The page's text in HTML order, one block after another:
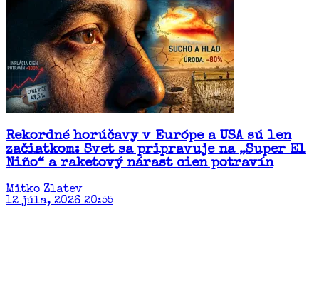
Rekordné horúčavy v Európe a USA sú len
začiatkom: Svet sa pripravuje na „Super El
Niño“ a raketový nárast cien potravín​
Mitko Zlatev
12 júla, 2026 20:55